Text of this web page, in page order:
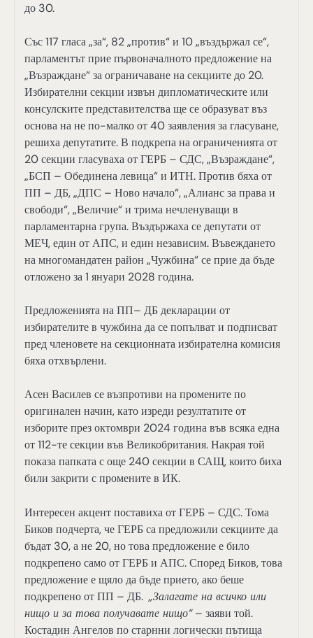
до 30.
Със 117 гласа „за“, 82 „против“ и 10 „въздържал се“,
парламентът прие първоначалното предложение на
„Възраждане“ за ограничаване на секциите до 20.
Избирателни секции извън дипломатическите или
консулските представителства ще се образуват въз
основа на не по-малко от 40 заявления за гласуване,
решиха депутатите. В подкрепа на ограниченията от
20 секции гласуваха от ГЕРБ – СДС, „Възраждане“,
„БСП – Обединена левица“ и ИТН. Против бяха от
ПП – ДБ, „ДПС – Ново начало“, „Алианс за права и
свободи“, „Величие“ и трима нечленуващи в
парламентарна група. Въздържаха се депутати от
МЕЧ, един от АПС, и един независим. Въвеждането
на многомандатен район „Чужбина“ се прие да бъде
отложено за 1 януари 2028 година.
Предложенията на ПП– ДБ декларации от
избирателите в чужбина да се попълват и подписват
пред членовете на секционната избирателна комисия
бяха отхвърлени.
Асен Василев се възпротиви на промените по
оригинален начин, като изреди резултатите от
изборите през октомври 2024 година във всяка една
от 112-те секции във Великобритания. Накрая той
показа папката с още 240 секции в САЩ, които биха
били закрити с промените в ИК.
Интересен акцент поставиха от ГЕРБ – СДС. Тома
Биков подчерта, че ГЕРБ са предложили секциите да
бъдат 30, а не 20, но това предложение е било
подкрепено само от ГЕРБ и АПС. Според Биков, това
предложение е щяло да бъде прието, ако беше
подкрепено от ПП – ДБ. „Залагате на всичко или
нищо и за това получавате нищо“– заяви той.
Костадин Ангелов по старнни логически пътища